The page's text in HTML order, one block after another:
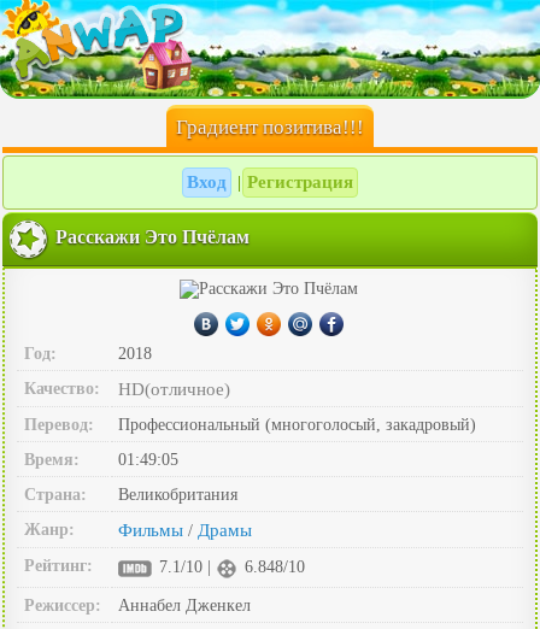
Градиент позитива!!!
Вход Регистрация
Расскажи Это Пчёлам
Год:
2018
Качество:
HD(отличное)
Перевод:
Профессиональный (многоголосый, закадровый)
Время:
01:49:05
Страна:
Великобритания
Жанр:
Фильмы / Драмы
Рейтинг: 7.1/10 | 6.848/10
Режиссер:
Аннабел Дженкел